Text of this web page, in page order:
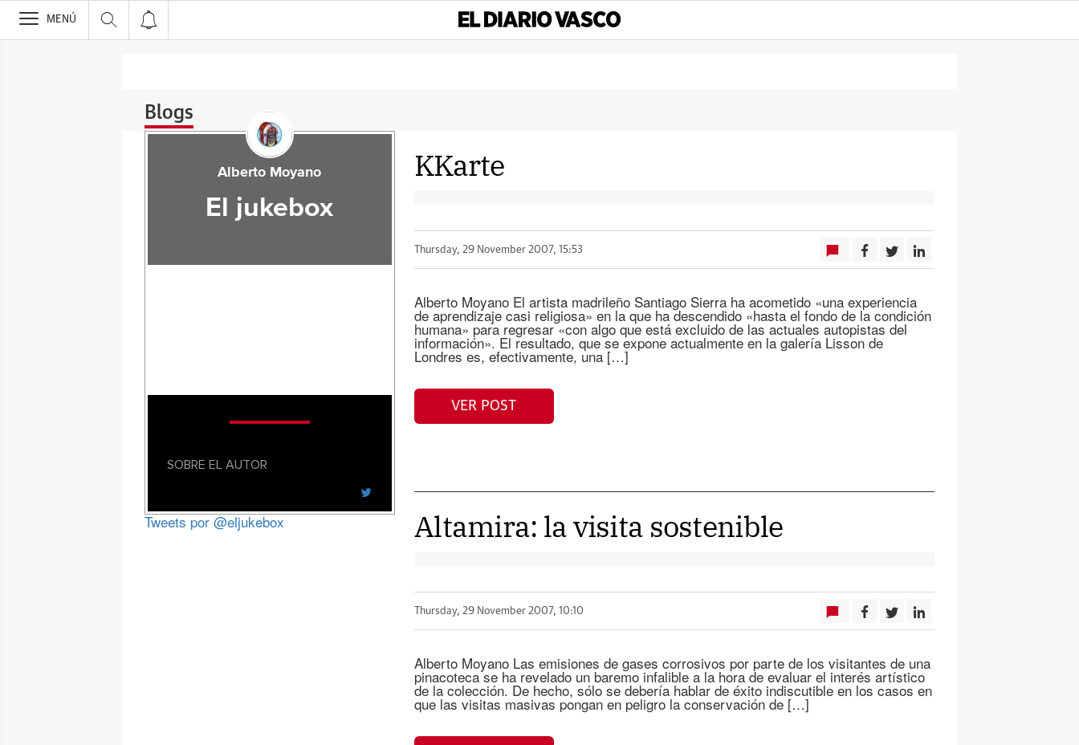
>
MENÚ
Blogs
KKarte
Thursday, 29 November 2007, 15:53
Alberto Moyano El artista madrileño Santiago Sierra ha acometido «una experiencia
de aprendizaje casi religiosa» en la que ha descendido «hasta el fondo de la condición
humana» para regresar «con algo que está excluido de las actuales autopistas del
información». El resultado, que se expone actualmente en la galería Lisson de
Londres es, efectivamente, una […]
VER POST
Altamira: la visita sostenible
Thursday, 29 November 2007, 10:10
Alberto Moyano Las emisiones de gases corrosivos por parte de los visitantes de una
pinacoteca se ha revelado un baremo infalible a la hora de evaluar el interés artístico
de la colección. De hecho, sólo se debería hablar de éxito indiscutible en los casos en
que las visitas masivas pongan en peligro la conservación de […]
Alberto Moyano
El jukebox
SOBRE EL AUTOR
Tweets por @eljukebox